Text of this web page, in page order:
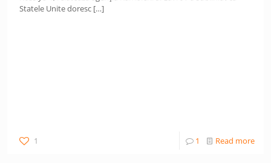
Statele Unite doresc […]
1 1 Read more